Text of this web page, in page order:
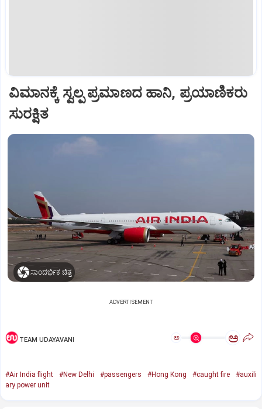
ವಿಮಾನಕ್ಕೆ ಸ್ವಲ್ಪ ಪ್ರಮಾಣದ ಹಾನಿ, ಪ್ರಯಾಣಿಕರು
ಸುರಕ್ಷಿತ
ಸಾಂದರ್ಭಿಕ ಚಿತ್ರ
ADVERTISEMENT
TEAM UDAYAVANI ಅ ಅ
#Air India flight #New Delhi #passengers #Hong Kong #caught fire
#auxili
ary power unit